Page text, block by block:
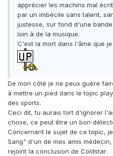
apprécier les machins mal
par un imbécile sans talent,
justesse, sur fond d'une
loin à de la musique.
C'est la mort dans l'âme que
De mon côté je ne peux guère
à mettre un pied dans le topic
des sports.
Ceci dit, tu aurais tort d'ignorer
chose, ce peut être un bon
Concernant le sujet de ce topic,
Sang" d'un de mes amis
rejoint la conclusion de Coldstar: